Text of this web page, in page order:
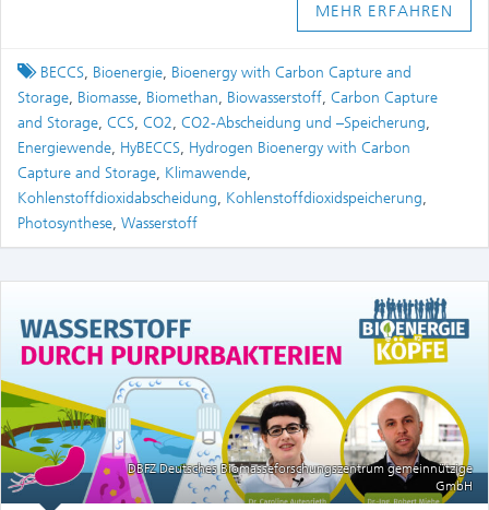
MEHR ERFAHREN
Tagged
BECCS, Bioenergie, Bioenergy with Carbon Capture and
Storage, Biomasse, Biomethan, Biowasserstoff, Carbon Capture
and Storage, CCS, CO2, CO2-Abscheidung und –Speicherung,
Energiewende, HyBECCS, Hydrogen Bioenergy with Carbon
Capture and Storage, Klimawende,
Kohlenstoffdioxidabscheidung, Kohlenstoffdioxidspeicherung,
Photosynthese, Wasserstoff
DBFZ Deutsches Biomasseforschungszentrum gemeinnützige
GmbH